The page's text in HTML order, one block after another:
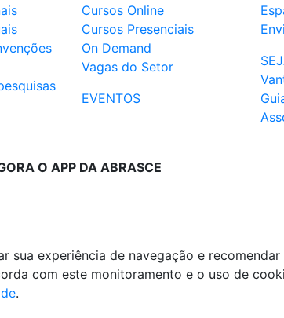
Cursos Online
Cursos Presenciais
On Demand
Vagas do Setor
EVENTOS
O APP DA ABRASCE
sua experiência de navegação e
com este monitoramento e o uso de
.